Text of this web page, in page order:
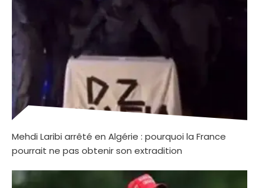
Mehdi Laribi arrêté en Algérie : pourquoi la France
pourrait ne pas obtenir son extradition